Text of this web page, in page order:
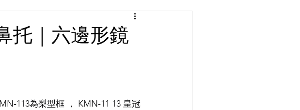
10EYEVAN THOM BROWNE
｜六邊形鏡
113為梨型框 ， KMN-11 13 皇冠